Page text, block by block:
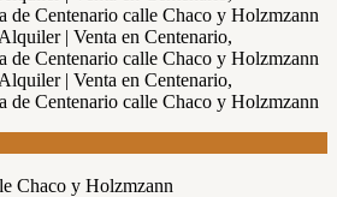
Chaco y Holzmzann